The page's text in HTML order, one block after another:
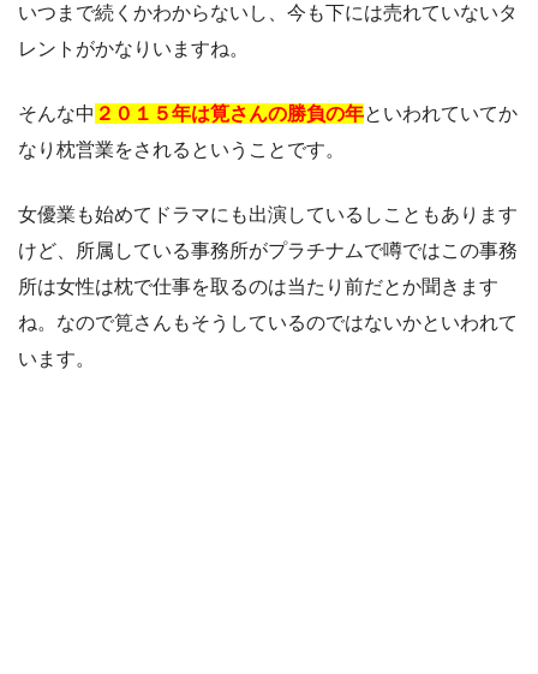
いつまで続くかわからないし、今も下には売れていないタ
レントがかなりいますね。
そんな中 ２０１５年は筧さんの勝負の年といわれていてか
なり枕営業をされるということです。
女優業も始めてドラマにも出演しているしこともあります
けど、所属している事務所がプラチナムで噂ではこの事務
所は女性は枕で仕事を取るのは当たり前だとか聞きます
ね。なので筧さんもそうしているのではないかといわれて
います。